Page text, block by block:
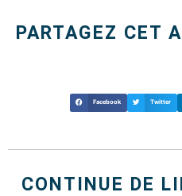
PARTAGEZ CET
Facebook Twitter
CONTINUE DE